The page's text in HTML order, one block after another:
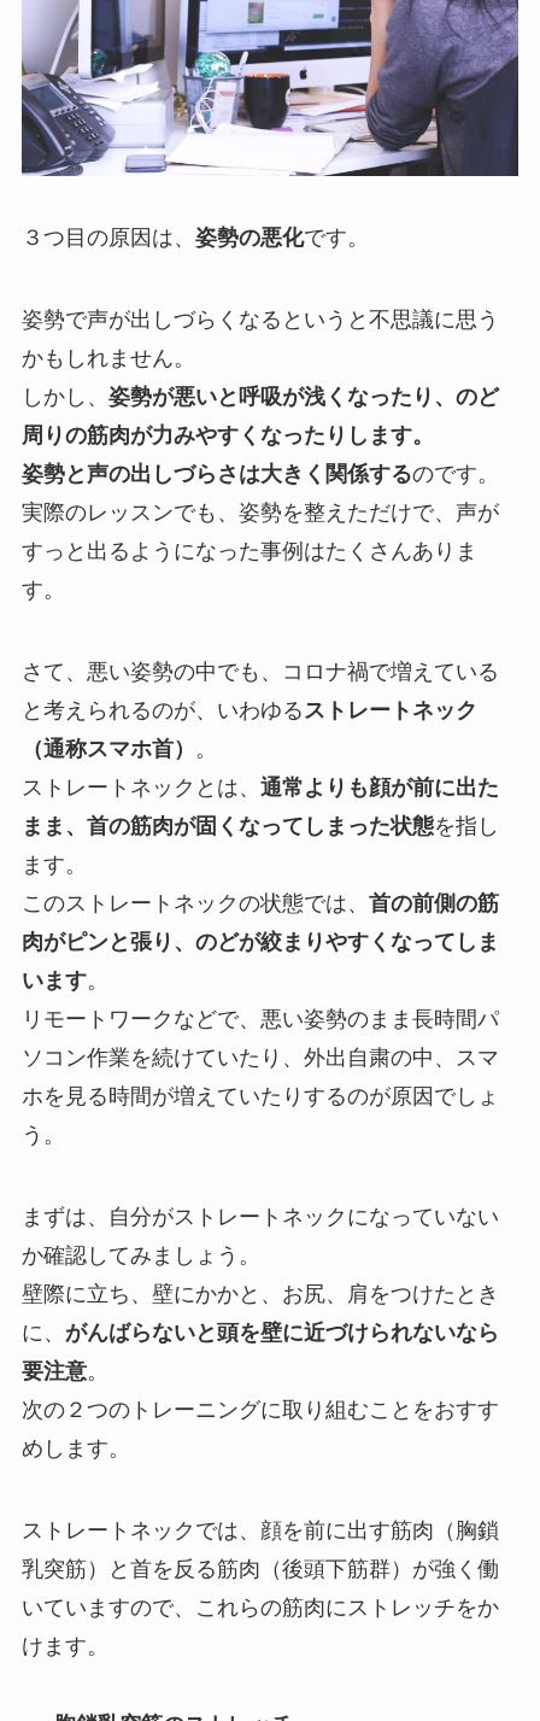
３つ目の原因は、 姿勢の悪化です。
姿勢で声が出しづらくなるというと不思議に思う
かもしれません。
しかし、 姿勢が悪いと呼吸が浅くなったり、のど
周りの筋肉が力みやすくなったりします。
姿勢と声の出しづらさは大きく関係するのです。
実際のレッスンでも、姿勢を整えただけで、声が
すっと出るようになった事例はたくさんありま
す。
さて、悪い姿勢の中でも、コロナ禍で増えている
と考えられるのが、いわゆるストレートネック
（通称スマホ首） 。
ストレートネックとは、 通常よりも顔が前に出た
まま、首の筋肉が固くなってしまった状態を指し
ます。
このストレートネックの状態では、 首の前側の筋
肉がピンと張り、のどが絞まりやすくなってしま
います。
リモートワークなどで、悪い姿勢のまま長時間パ
ソコン作業を続けていたり、外出自粛の中、スマ
ホを見る時間が増えていたりするのが原因でしょ
う。
まずは、自分がストレートネックになっていない
か確認してみましょう。
壁際に立ち、壁にかかと、お尻、肩をつけたとき
に、 がんばらないと頭を壁に近づけられないなら
要注意。
次の２つのトレーニングに取り組むことをおすす
めします。
ストレートネックでは、顔を前に出す筋肉（胸鎖
乳突筋）と首を反る筋肉（後頭下筋群）が強く働
いていますので、これらの筋肉にストレッチをか
けます。